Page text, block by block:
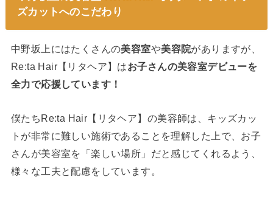
ズカットへのこだわり
中野坂上にはたくさんの美容室や美容院がありますが、
Re:ta Hair【リタヘア】はお子さんの美容室デビューを
全力で応援しています！
僕たちRe:ta Hair【リタヘア】の美容師は、キッズカッ
トが非常に難しい施術であることを理解した上で、お子
さんが美容室を「楽しい場所」だと感じてくれるよう、
様々な工夫と配慮をしています。